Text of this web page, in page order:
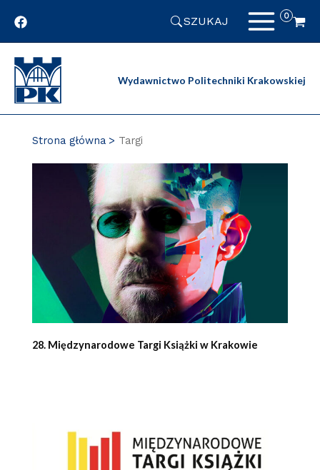
SZUKAJ
Wydawnictwo Politechniki Krakowskiej
Strona główna Targi
28. Międzynarodowe Targi Książki w Krakowie